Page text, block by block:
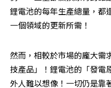
鋰電池的每年生產總量，都
一個領域的更新所需！
然而，相較於市場的龐大需
技產品」！鋰電池的「發電
外人難以想像！一切仍是靠